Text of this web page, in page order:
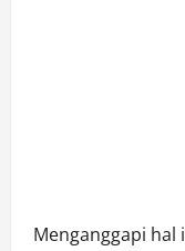
Menganggapi hal